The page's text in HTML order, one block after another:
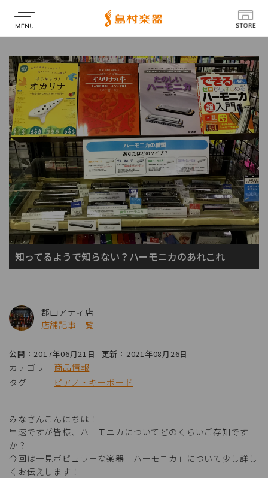
店舗情報
知ってるようで知らない？ハーモニカのあれこれ
郡山アティ店
店舗記事一覧
公開：2017年06月21日 更新：2021年08月26日
カテゴリ
商品情報
タグ
ピアノ・キーボード
みなさんこんにちは！
早速ですが皆様、ハーモニカについてどのくらいご存知です
か？
今回は一見ポピュラーな楽器「ハーモニカ」について少し詳し
くお伝えします！